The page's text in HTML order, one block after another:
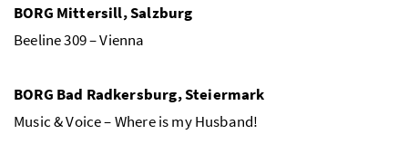
BORG Mittersill, Salzburg
Beeline 309 – Vienna
BORG Bad Radkersburg, Steiermark
Music & Voice – Where is my Husband!